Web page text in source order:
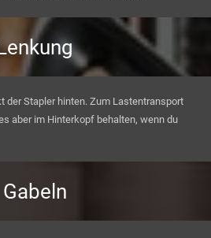
der Stapler hinten. Zum Lastentransport
aber im Hinterkopf behalten, wenn du
Gabeln